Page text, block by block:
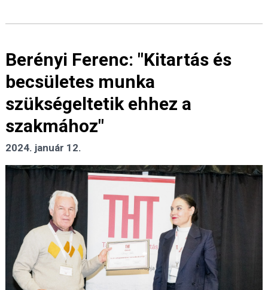
Berényi Ferenc: "Kitartás és
becsületes munka
szükségeltetik ehhez a
szakmához"
2024. január 12.